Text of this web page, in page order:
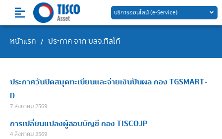
content
บริการออนไลน์ (e-Service)
หน้าแรก / ประกาศ จาก บลจ.ทิสโก้
ประกาศวันปิดสมุดทะเบียนและจ่ายเงินปันผล กอง TGSMART-
D
7 สิงหาคม 2569
การเปลี่ยนแปลงผู้สอบบัญชี กอง TISCOJP
4 สิงหาคม 2569
PagePagePage